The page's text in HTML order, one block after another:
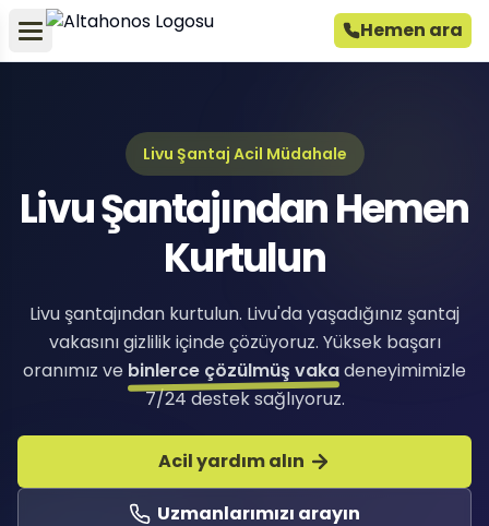
Hemen ara
Livu Şantaj Acil Müdahale
Livu Şantajından Hemen
Kurtulun
Livu şantajından kurtulun. Livu'da yaşadığınız şantaj
vakasını gizlilik içinde çözüyoruz. Yüksek başarı
oranımız ve binlerce çözülmüş vakadeneyimimizle
7/24 destek sağlıyoruz.
Acil yardım alın
Uzmanlarımızı arayın